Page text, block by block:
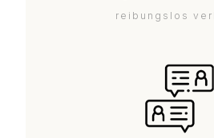
reibungslos